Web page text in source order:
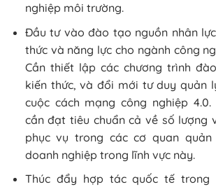
nghiệp môi trường.
Đầu tư vào đào tạo nguồn nhân
thức và năng lực cho ngành công
Cần thiết lập các chương trình
kiến thức, và đổi mới tư duy quản
cuộc cách mạng công nghiệp
cần đạt tiêu chuẩn cả về số lượng
phục vụ trong các cơ quan
doanh nghiệp trong lĩnh vực này.
Thúc đẩy hợp tác quốc tế trong